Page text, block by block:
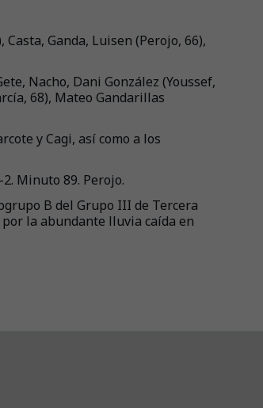
Ganda, Luisen (Perojo, 66),
Nacho, Dani González (Youssef,
68), Mateo Gandarillas
y Cagi, así como a los
Minuto 89. Perojo.
B del Grupo III de Tercera
la abundante lluvia caída en